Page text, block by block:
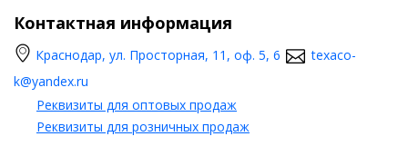
Контактная информация
Краснодар, ул. Просторная, 11, оф. 5, 6
texaco-
k@yandex.ru
Реквизиты для оптовых продаж
Реквизиты для розничных продаж